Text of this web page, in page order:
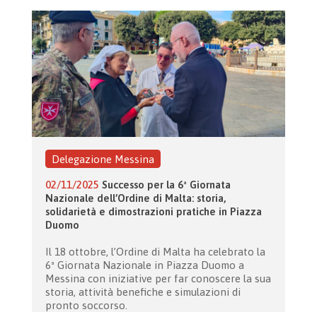
Delegazione Messina
02/11/2025 Successo per la 6ª Giornata
Nazionale dell’Ordine di Malta: storia,
solidarietà e dimostrazioni pratiche in Piazza
Duomo
Il 18 ottobre, l’Ordine di Malta ha celebrato la
6ª Giornata Nazionale in Piazza Duomo a
Messina con iniziative per far conoscere la sua
storia, attività benefiche e simulazioni di
pronto soccorso.